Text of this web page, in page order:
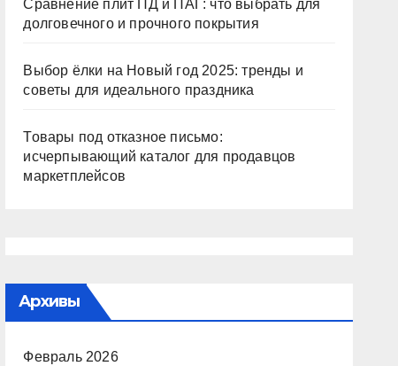
Сравнение плит ПД и ПАГ: что выбрать для
долговечного и прочного покрытия
Выбор ёлки на Новый год 2025: тренды и
советы для идеального праздника
Товары под отказное письмо:
исчерпывающий каталог для продавцов
маркетплейсов
Архивы
Февраль 2026